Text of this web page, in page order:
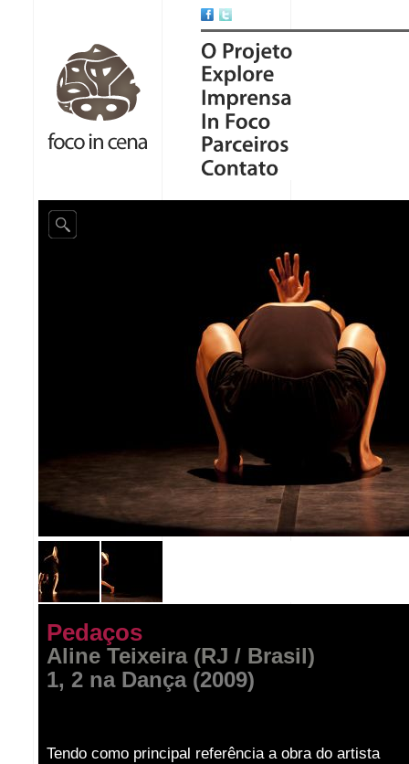
Pedaços
Aline Teixeira (RJ / Brasil)
1, 2 na Dança (2009)
Tendo como principal referência a obra do artista